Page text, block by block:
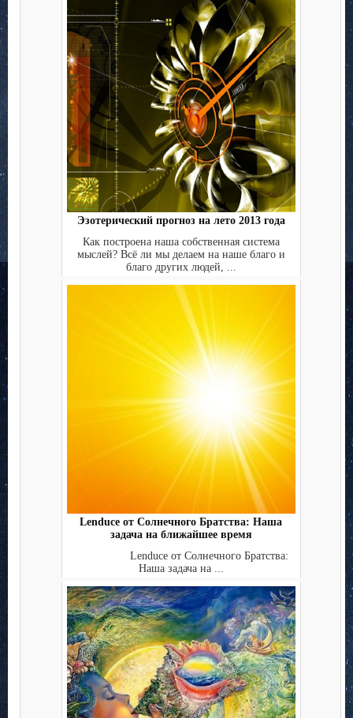
Эзотерический прогноз на лето 2013 года
Как построена наша собственная система
мыслей? Всё ли мы делаем на наше благо и
благо других людей, ...
Lenduce от Солнечного Братства: Наша
задача на ближайшее время
Lenduce от Солнечного Братства:
Наша задача на ...